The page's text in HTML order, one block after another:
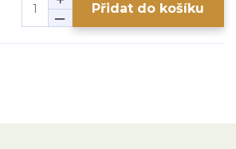
Přidat do košíku